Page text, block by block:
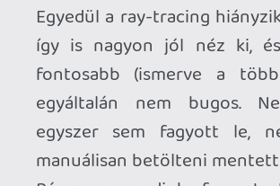
ingyenes hétvégék (általában 3 napig
korlátlanul játszhatóvá tesznek bizonyos
játékokat; legutóbbi példák: Pac-Man,
WWE, Ghost Recon, Madden, Farming
Simulator...) jópofa lehetőség kipróbálni
még több címet, de láthatóan ezek sem a
legnagyobb blockbuster-ek, plusz ismét:
a konkurenseknél is vannak hasonló
lehetőségek. Mondjuk azért már jobb a